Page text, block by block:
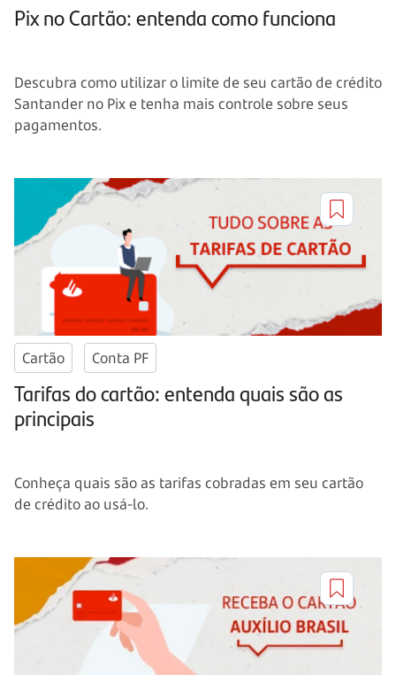
Pix no Cartão: entenda como funciona
Descubra como utilizar o limite de seu cartão de crédito
Santander no Pix e tenha mais controle sobre seus
pagamentos.
Cartão Conta PF
Tarifas do cartão: entenda quais são as
principais
Conheça quais são as tarifas cobradas em seu cartão
de crédito ao usá-lo.